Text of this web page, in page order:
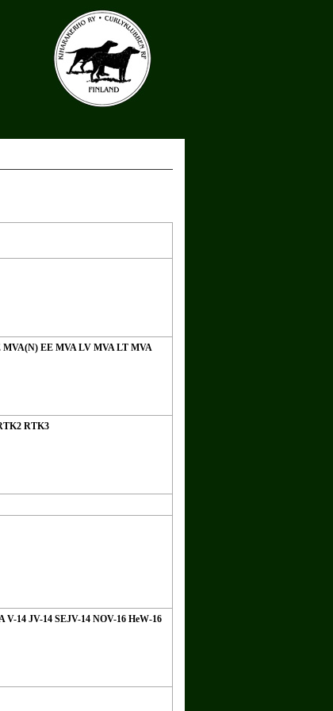
EE MVA LV MVA LT MVA
RTK3
14 JV-14 SEJV-14 NOV-16 HeW-16